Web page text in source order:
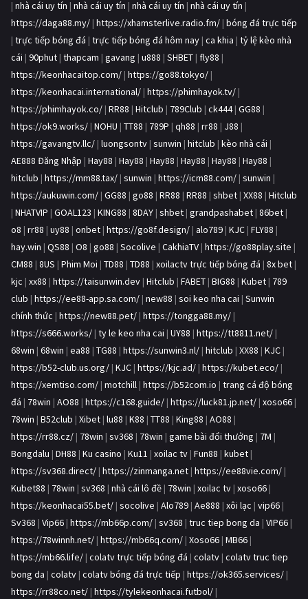
| nhà cái uy tín | nhà cái uy tín | nhà cái uy tín | nhà cái uy tín |
https://daga88.my/ | https://xhamsterlive.radio.fm/ | bóng đá trực tiếp
| trực tiếp bóng đá | trực tiếp bóng đá hôm nay | ca khia | tỷ lệ kèo nhà
cái | 90phut | thapcam | gavang | u888 | SHBET | fly88 |
https://keonhacaitop.com/ | https://go88.tokyo/ |
https://keonhacai.international/ | https://phimhayok.tv/ |
https://phimhayok.co/ | RR88 | Hitclub | 789Club | ck444| GG88 |
https://ok9.works/ | NOHU | TT88 | 789P | qh88 | rr88 | J88 |
https://gavangtv.llc/ | luongsontv | sunwin | hitclub | kèo nhà cái |
AE888 Đăng Nhập | Hay88 | Hay88 | Hay88 | Hay88 | Hay88 | Hay88 |
hitclub | https://mm88.tax/ | sunwin | https://icm88.com/ | sunwin |
https://aukuwin.com/ | GG88 | go88 | RR88 | RR88 | shbet | XX88 | Hitclub
| NHATVIP | GOAL123 | KING88 | 8DAY | shbet | grandpashabet | 86bet |
o8 | rr88 | uy88 | onbet | https://go8f.design/ | alo789 | KJC | FLY88 |
hay.win | QS88 | O8 | go88 | Socolive | CakhiaTV | https://go88play.site |
CM88 | 8US | Phim Moi | TD88 | TD88 | xoilactv trực tiếp bóng đá | 8x bet |
kjc | xx88 | https://taisunwin.dev | Hitclub | FABET | BIG88 | Kubet | 789
club | https://ee88-app.sa.com/ | new88 | soi keo nha cai | Sunwin
chính thức | https://new88.pet/ | https://tongga88.my/ |
https://s666.works/ | ty le keo nha cai | UY88 | https://tt8811.net/ |
68win | 68win | ea88 | TG88 | https://sunwin3.nl/ | hitclub | XX88 | KJC |
https://b52-club.us.org/ | KJC | https://kjc.ad/ | https://kubet.eco/ |
https://xemtiso.com/ | motchill | https://b52com.io | trang cá độ bóng
đá | 78win | AO88 | https://c168.guide/ | https://luck81.jp.net/ | xoso66 |
78win | B52club | Xibet | lu88 | K88 | TT88 | King88 | AO88 |
https://rr88.cz/ | 78win | sv368 | 78win | game bài đổi thưởng | 7M |
Bongdalu | DH88 | Ku casino | Ku11 | xoilac tv | Fun88 | kubet |
https://sv368.direct/ | https://zinmanga.net | https://ee88vie.com/ |
Kubet88 | 78win | sv368 | nhà cái lô đề | 78win | xoilac tv | xoso66 |
https://keonhacai55.bet/ | socolive | Alo789 | Ae888 | xôi lạc | vip66 |
Sv368 | Vip66 | https://mb66p.com/ | sv368 | truc tiep bong da | VIP66 |
https://78winnh.net/ | https://mb66q.com/ | Xoso66 | MB66 |
https://mb66.life/ | colatv trực tiếp bóng đá | colatv | colatv truc tiep
bong da | colatv | colatv bóng đá trực tiếp | https://ok365.services/ |
https://rr88co.net/ | https://tylekeonhacai.futbol/ |